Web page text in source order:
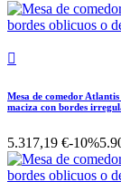

Mesa de comedor
maciza con bordes
5.317,19 €-10%